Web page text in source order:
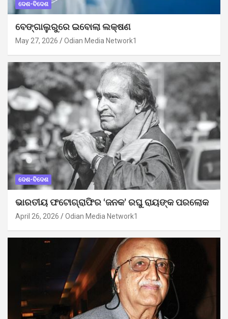
ଦେଶ-ବିଦେଶ
ବେଙ୍ଗାଲୁରୁରେ ଇବୋଲା ଲକ୍ଷଣ
May 27, 2026 Odian Media Network1
ଦେଶ-ବିଦେଶ
ଭାରତୀୟ ଫଟୋଗ୍ରାଫିର ‘ଜନକ’ ରଘୁ ରାୟଙ୍କ ପରଲୋକ
April 26, 2026 Odian Media Network1